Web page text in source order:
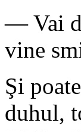
— Vai
vine
Şi
duhul,